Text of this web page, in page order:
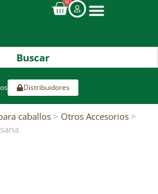
Distribuidores
caballos > Otros Accesorios >